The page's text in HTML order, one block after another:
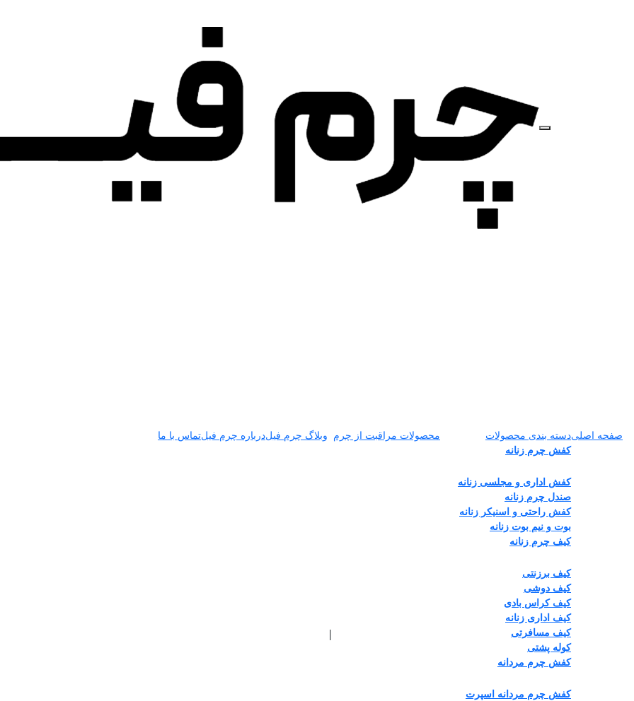
صفحه اصلیدسته بندی محصولات
کفش چرم زنانه
کفش اداری و مجلسی زنانه
صندل چرم زنانه
کفش راحتی و اسنیکر زنانه
بوت و نیم بوت زنانه
کیف چرم زنانه
کیف برزنتی
کیف دوشی
کیف کراس بادی
کیف اداری زنانه
کیف مسافرتی
کوله پشتی
کفش چرم مردانه
کفش چرم مردانه اسپرت
محصولات مراقبت از چرم
|
وبلاگ چرم فیلدرباره چرم فیلتماس با ما